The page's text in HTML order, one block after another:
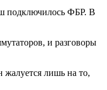
подключилось ФБР. В
и разговоры
жалуется лишь на то,